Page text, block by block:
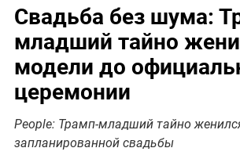
Свадьба без шума:
младший тайно
модели до
церемонии
People: Трамп-младший тайно
запланированной свадьбы